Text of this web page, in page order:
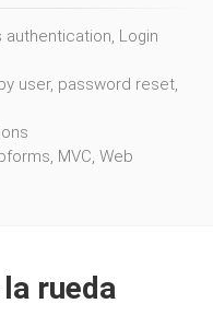
Login
user, password reset,
MVC, Web
rueda